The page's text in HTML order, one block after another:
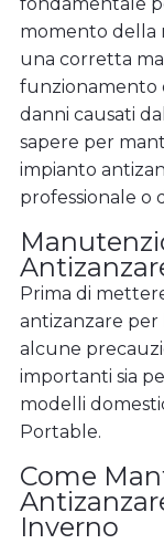
momento della
una corretta
funzionamento
danni causati
sapere per
impianto
professionale o
Prima di
antizanzare per
alcune
importanti sia
modelli
Portable.
Come
Inverno